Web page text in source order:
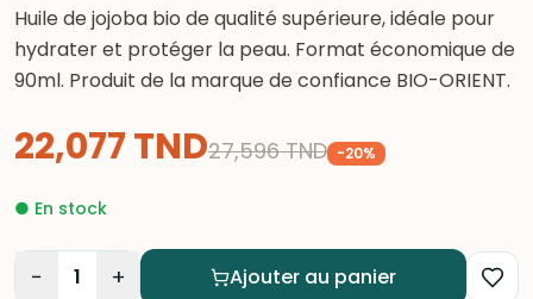
Huile de jojoba bio de qualité supérieure, idéale pour
hydrater et protéger la peau. Format économique de
90ml. Produit de la marque de confiance BIO-ORIENT.
22,077TND27,596 TND -20%
● En stock
− 1 + Ajouter au panier